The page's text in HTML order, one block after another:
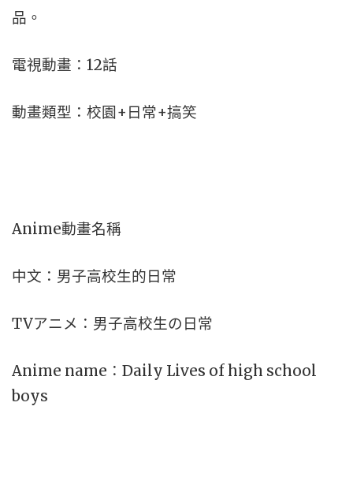
品。
電視動畫：12話
動畫類型：校園+日常+搞笑
Anime動畫名稱
中文：男子高校生的日常
TVアニメ：男子高校生の日常
Anime name：Daily Lives of high school
boys